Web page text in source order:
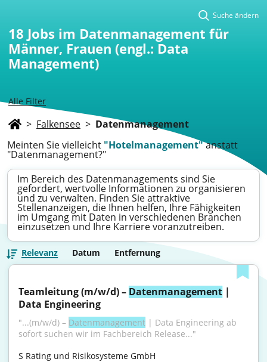
Alle Filter
Suche ändern
18 Jobs im Datenmanagement für
Männer, Frauen (engl.: Data
Management)
> Falkensee > Datenmanagement
Meinten Sie vielleicht "Hotelmanagement"anstatt
"Datenmanagement?"
Im Bereich des Datenmanagements sind Sie
gefordert, wertvolle Informationen zu organisieren
und zu verwalten. Finden Sie attraktive
Stellenanzeigen, die Ihnen helfen, Ihre Fähigkeiten
im Umgang mit Daten in verschiedenen Branchen
einzusetzen und Ihre Karriere voranzutreiben.
Relevanz Datum Entfernung
Teamleitung (m/w/d) – Datenmanagement |
Data Engineering
"...(m/w/d) – Datenmanagement | Data Engineering ab
sofort suchen wir im Fachbereich Release..."
S Rating und Risikosysteme GmbH